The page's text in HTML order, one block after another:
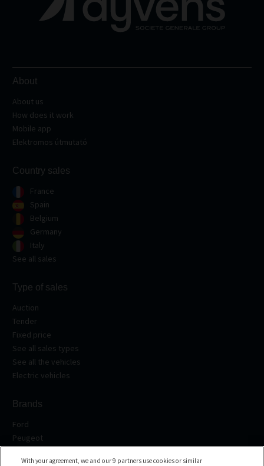
About
About us
How does it work
Mobile app
Elektromos útmutató
Country sales
France
Spain
Belgium
Germany
Italy
See all sales
Type of sales
Auction
Tender
Fixed price
See all sales types
See all the vehicles
Electric vehicles
Brands
Ford
Peugeot
With your agreement, we and our 9 partners use cookies or similar